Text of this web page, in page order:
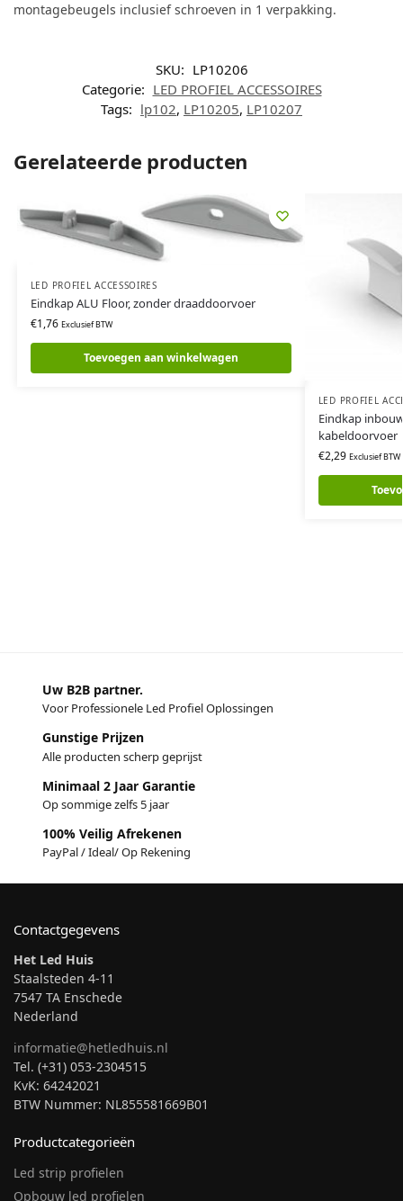
montagebeugels inclusief schroeven in 1 verpakking.
SKU: LP10206
Categorie: LED PROFIEL ACCESSOIRES
Tags: lp102, LP10205, LP10207
Gerelateerde producten
LED PROFIEL ACCESSOIRES
Eindkap ALU Floor, zonder draaddoorvoer
€1,76 Exclusief BTW
Toevoegen aan winkelwagen
LED PROFIEL
Eindkap
kabeldoorvoer
€2,29 Exclusief BTW
Uw B2B partner.
Voor Professionele Led Profiel Oplossingen
Gunstige Prijzen
Alle producten scherp geprijst
Minimaal 2 Jaar Garantie
Op sommige zelfs 5 jaar
100% Veilig Afrekenen
PayPal / Ideal/ Op Rekening
Contactgegevens
Het Led Huis
Staalsteden 4-11
7547 TA Enschede
Nederland
informatie@hetledhuis.nl
Tel. (+31) 053-2304515
KvK: 64242021
BTW Nummer: NL855581669B01
Productcategorieën
Led strip profielen
Opbouw led profielen